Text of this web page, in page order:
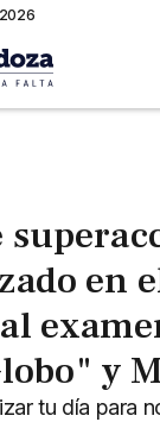
en
y
tu día para